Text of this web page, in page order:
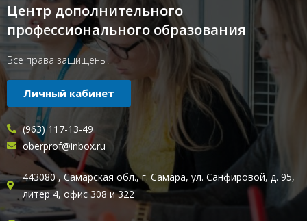
Центр дополнительного
профессионального образования
Все права защищены.
Личный кабинет
(963) 117-13-49
oberprof@inbox.ru
443080 , Самарская обл., г. Самара, ул. Санфировой, д. 95,
литер 4, офис 308 и 322